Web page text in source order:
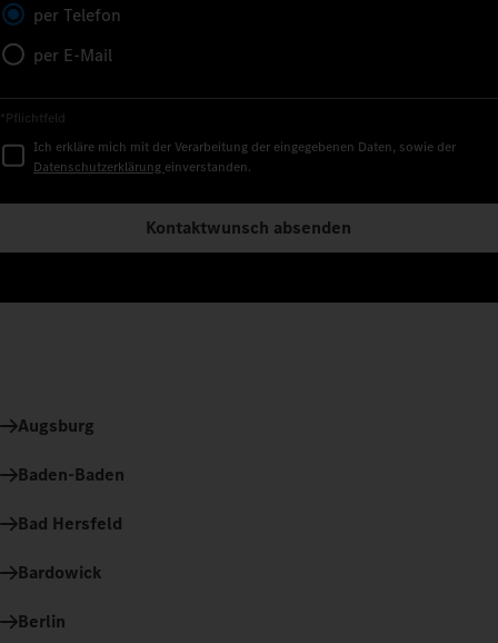
per Telefon
per E-Mail
*Pflichtfeld
Ich erkläre mich mit der Verarbeitung der eingegebenen Daten, sowie der
Datenschutzerklärung einverstanden.
Kontaktwunsch absenden
Augsburg
Baden-Baden
Bad Hersfeld
Bardowick
Berlin